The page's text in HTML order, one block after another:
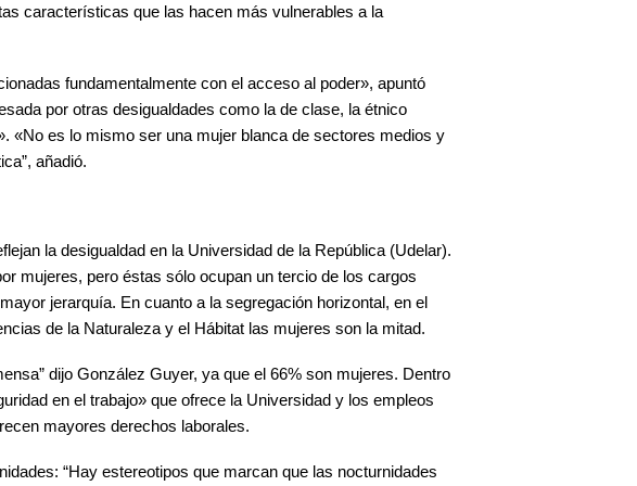
características que las hacen más vulnerables a la
fundamentalmente con el acceso al poder», apuntó
por otras desigualdades como la de clase, la étnico
«No es lo mismo ser una mujer blanca de sectores medios y
añadió.
la desigualdad en la Universidad de la República (Udelar).
mujeres, pero éstas sólo ocupan un tercio de los cargos
jerarquía. En cuanto a la segregación horizontal, en el
de la Naturaleza y el Hábitat las mujeres son la mitad.
dijo González Guyer, ya que el 66% son mujeres. Dentro
en el trabajo» que ofrece la Universidad y los empleos
mayores derechos laborales.
“Hay estereotipos que marcan que las nocturnidades